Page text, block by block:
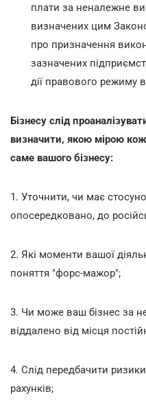
плати за неналежне
визначених цим
про призначення
зазначених
дії правового режиму
Бізнесу слід
визначити, якою мірою
саме вашого бізнесу:
1. Уточнити, чи має
опосередковано, до
2. Які моменти вашої
поняття "форс-мажор";
3. Чи може ваш бізнес за
віддалено від місця
4. Слід передбачити
рахунків;